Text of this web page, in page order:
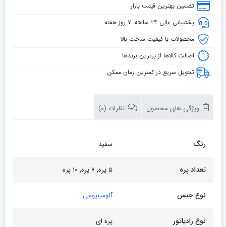
کال
500
عدد
تضمین بهترین قیمت بازار
پشتیبانی عالی ۲۴ ساعته، ۷ روز هفته
محصولات با کیفیت ساخت بالا
اصالت کالاها از برترین برندها
تحویل سریع در کمترین زمان ممکن
ویژگی های محصول نظرات (0)
رنگ سفید
تعداد پره ۵ پره, ۷ پره, ۱۰ پره
نوع جنس آلومینیومی
نوع رادیاتور پره ای